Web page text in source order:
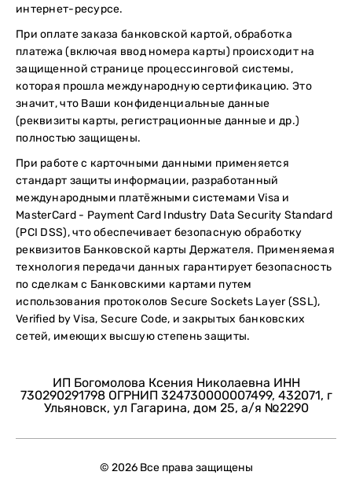
интернет-ресурсе.
При оплате заказа банковской картой, обработка
платежа (включая ввод номера карты) происходит на
защищенной странице процессинговой системы,
которая прошла международную сертификацию. Это
значит, что Ваши конфиденциальные данные
(реквизиты карты, регистрационные данные и др.)
полностью защищены.
При работе с карточными данными применяется
стандарт защиты информации, разработанный
международными платёжными системами Visa и
MasterCard - Payment Card Industry Data Security Standard
(PCI DSS), что обеспечивает безопасную обработку
реквизитов Банковской карты Держателя. Применяемая
технология передачи данных гарантирует безопасность
по сделкам с Банковскими картами путем
использования протоколов Secure Sockets Layer (SSL),
Verified by Visa, Secure Code, и закрытых банковских
сетей, имеющих высшую степень защиты.
ИП Богомолова Ксения Николаевна ИНН
730290291798 ОГРНИП 324730000007499, 432071, г
Ульяновск, ул Гагарина, дом 25, а/я №2290
© 2026 Все права защищены